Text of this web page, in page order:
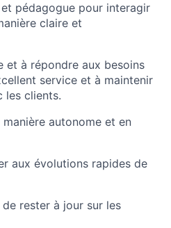
pédagogue pour interagir
claire et
et à répondre aux besoins
service et à maintenir
les clients.
autonome et en
aux évolutions rapides de
rester à jour sur les